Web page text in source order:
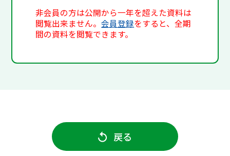
非会員の方は公開から一年を超えた資料は
閲覧出来ません。会員登録をすると、全期
間の資料を閲覧できます。
戻る